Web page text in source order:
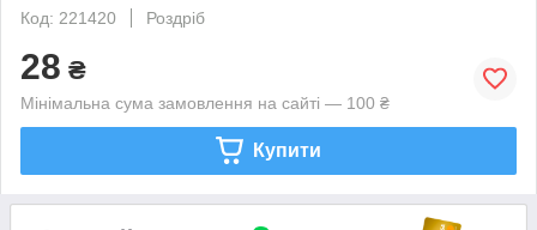
Код: 221420
Роздріб
28 ₴
Мінімальна сума замовлення на сайті — 100 ₴
Купити